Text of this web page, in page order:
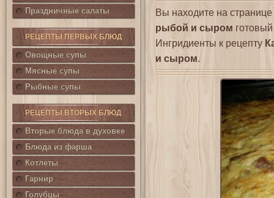
Праздничные салаты
РЕЦЕПТЫ ПЕРВЫХ БЛЮД
Овощные супы
Мясные супы
Рыбные супы
РЕЦЕПТЫ ВТОРЫХ БЛЮД
Вторые блюда в духовке
Блюда из фарша
Котлеты
Гарнир
Голубцы
Вы находите на странице
рыбой и сыром
Ингридиенты к рецепту
и сыром.